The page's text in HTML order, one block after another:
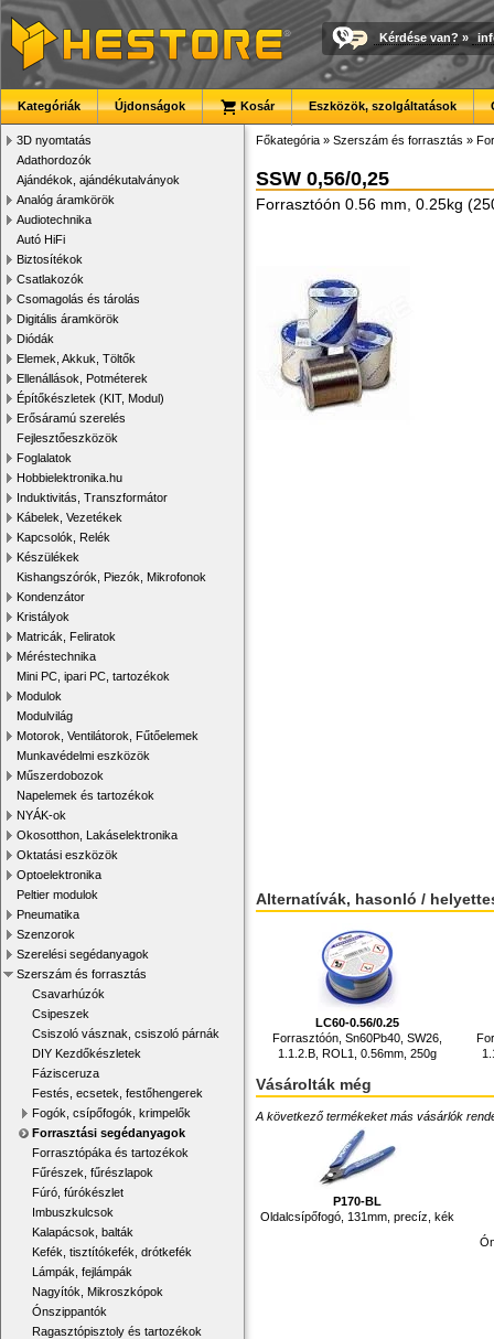
Kérdése van? »
Kategóriák Újdonságok Kosár Eszközök, szolgáltatások
3D nyomtatás
Adathordozók
Ajándékok, ajándékutalványok
Analóg áramkörök
Audiotechnika
Autó HiFi
Biztosítékok
Csatlakozók
Csomagolás és tárolás
Digitális áramkörök
Diódák
Elemek, Akkuk, Töltők
Ellenállások, Potméterek
Építőkészletek (KIT, Modul)
Erősáramú szerelés
Fejlesztőeszközök
Foglalatok
Hobbielektronika.hu
Induktivitás, Transzformátor
Kábelek, Vezetékek
Kapcsolók, Relék
Készülékek
Kishangszórók, Piezók, Mikrofonok
Kondenzátor
Kristályok
Matricák, Feliratok
Méréstechnika
Mini PC, ipari PC, tartozékok
Modulok
Modulvilág
Motorok, Ventilátorok, Fűtőelemek
Munkavédelmi eszközök
Műszerdobozok
Napelemek és tartozékok
NYÁK-ok
Okosotthon, Lakáselektronika
Oktatási eszközök
Optoelektronika
Peltier modulok
Pneumatika
Szenzorok
Szerelési segédanyagok
Szerszám és forrasztás
Csavarhúzók
Csipeszek
Csiszoló vásznak, csiszoló párnák
DIY Kezdőkészletek
Fázisceruza
Festés, ecsetek, festőhengerek
Fogók, csípőfogók, krimpelők
Forrasztási segédanyagok
Forrasztópáka és tartozékok
Fűrészek, fűrészlapok
Fúró, fúrókészlet
Imbuszkulcsok
Kalapácsok, balták
Kefék, tisztítókefék, drótkefék
Lámpák, fejlámpák
Nagyítók, Mikroszkópok
Ónszippantók
Ragasztópisztoly és tartozékok
Főkategória » Szerszám és forrasztás »
SSW 0,56/0,25
Forrasztóón 0.56 mm, 0.25kg
Alternatívák, hasonló /
LC60-0.56/0.25
Forrasztóón, Sn60Pb40, SW26,
1.1.2.B, ROL1, 0.56mm, 250g
Vásárolták még
A következő termékeket más vásárlók
P170-BL
Oldalcsípőfogó, 131mm, precíz, kék